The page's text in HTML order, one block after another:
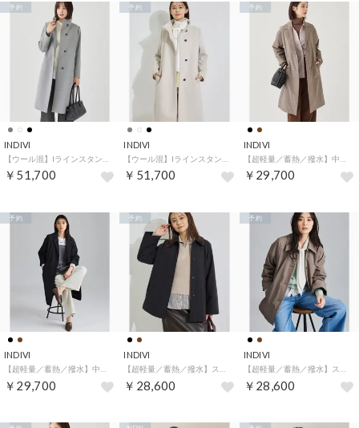
INDIVI
￥51,700
予約
INDIVI
￥51,700
予約
INDIVI
￥29,700
予約
INDIVI
【超軽量／蓄熱／撥水】中綿ライトチェスターコート （ブラック(019)）
￥29,700
予約
INDIVI
【超軽量／蓄熱／撥水】ステンカラー中綿ライトコート （ブラック(019)）
￥28,600
予約
INDIVI
【超軽量／蓄熱／撥水】ステンカラー中綿ライトコート （トープ(054)）
￥28,600
予約